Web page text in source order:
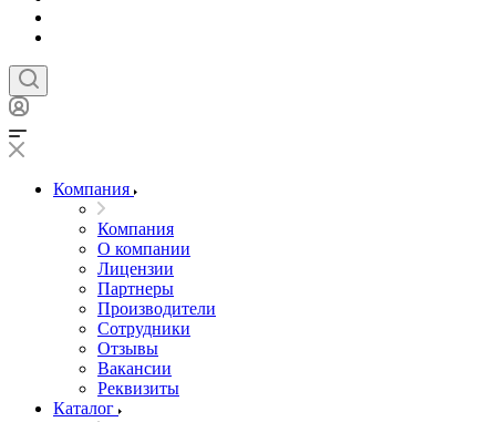
Компания
Компания
О компании
Лицензии
Партнеры
Производители
Сотрудники
Отзывы
Вакансии
Реквизиты
Каталог